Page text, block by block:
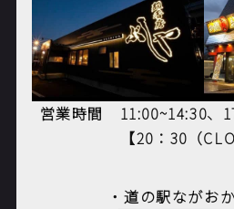
営業時間 11:00~14:30、
【20：30（
・道の駅ながお